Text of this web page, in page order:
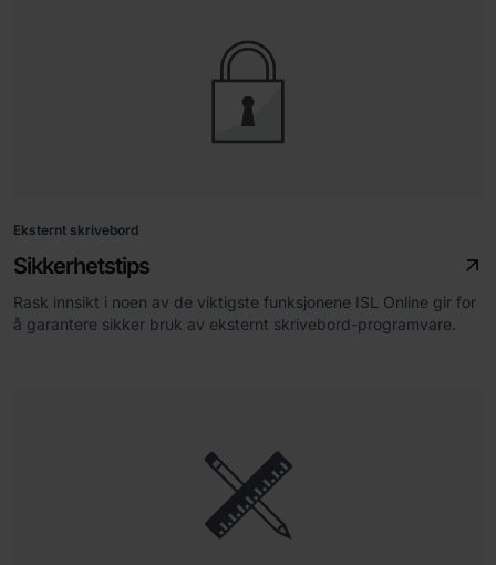
Eksternt skrivebord
Sikkerhetstips
Rask innsikt i noen av de viktigste funksjonene ISL Online gir for
å garantere sikker bruk av eksternt skrivebord-programvare.